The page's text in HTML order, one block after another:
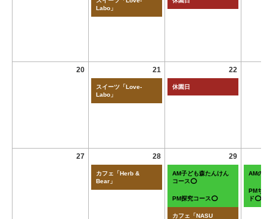
Labo」
20 21
スイーツ「Love-
Labo」
22
休園日
27 28
カフェ「Herb &
Bear」
29
AM子ども森たんけん
コース⭕
PM探究コース⭕
カフェ「NASU
AMの
PMち
ド⭕